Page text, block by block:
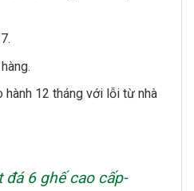
12 tháng với lỗi từ nhà
đá 6 ghế cao cấp-